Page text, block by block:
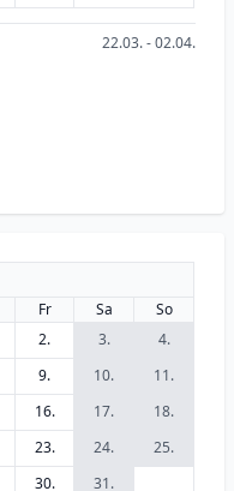
22.03. - 02.04.
Fr Sa
So
2. 3.
4.
9. 10.
11.
16. 17.
18.
23. 24.
25.
30. 31.